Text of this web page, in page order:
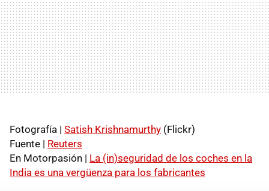
Fotografía | Satish Krishnamurthy (Flickr)
Fuente | Reuters
En Motorpasión | La (in)seguridad de los coches en la
India es una vergüenza para los fabricantes